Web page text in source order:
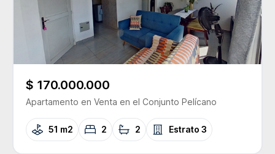
$ 170.000.000
Apartamento en Venta en el Conjunto Pelícano
51 m2 2 2 Estrato 3